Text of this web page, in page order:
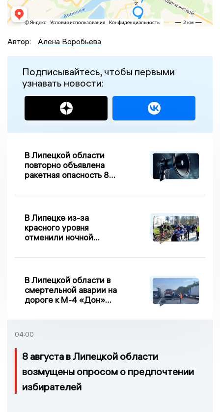
Автор: Алена Воробьева
Подписывайтесь, чтобы первыми
узнавать новости:
В Липецкой области
повторно объявлена
ракетная опасность 8
В Липецке из-за
красного уровня
отменили ночной
В Липецкой области в
смертельной аварии на
дороге к М-4 «Дон»
04:00
8 августа в Липецкой области
возмущены опросом о предпочтении
избирателей